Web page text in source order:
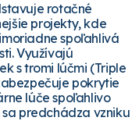
rotačné
projekty, kde
spoľahlivá
Využívajú
s tromi lúčmi (Triple
pokrytie
lúče spoľahlivo
sa predchádza vzniku